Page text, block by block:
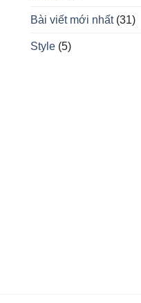
Bài viết mới nhất(31)
Style(5)